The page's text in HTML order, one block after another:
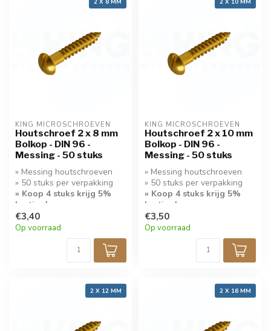
KING MICROSCHROEVEN
Houtschroef 2 x 8 mm
Bolkop - DIN 96 -
Messing - 50 stuks
» Messing houtschroeven
» 50 stuks per verpakking
» Koop 4 stuks krijg 5%
korting!
» Bolkop met sleuf
€3,40
Op voorraad
KING MICROSCHROEVEN
Houtschroef 2 x 10 mm
Bolkop - DIN 96 -
Messing - 50 stuks
» Messing houtschroeven
» 50 stuks per verpakking
» Koop 4 stuks krijg 5%
korting!
» Bolkop met sleuf
€3,50
Op voorraad
2 X 12 MM 2 X 16 MM